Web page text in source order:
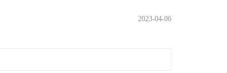
2023-04-06